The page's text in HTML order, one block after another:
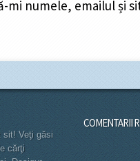
mi numele, emailul și
sit! Veţi găsi
cărţi
COMENTARII